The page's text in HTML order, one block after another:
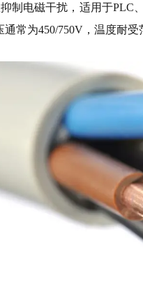
抑制电磁干扰，适用于
常为450/750V，温度耐